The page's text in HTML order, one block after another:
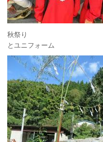
秋祭り ボランテ
とユニフォーム